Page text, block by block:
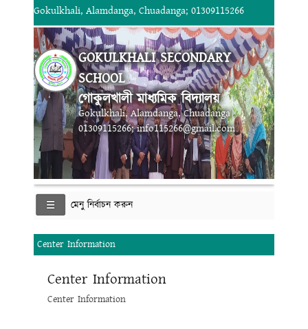
Gokulkhali, Alamdanga, Chuadanga; 01309115266
GOKULKHALI SECONDARY
SCHOOL
গোকুলখালী মাধ্যমিক বিদ্যালয়
Gokulkhali, Alamdanga, Chuadanga
01309115266; info115266@gmail.com
মেনু নির্বাচন করুন
Center Information
Center Information
Center Information